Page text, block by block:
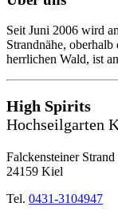
Seit Juni 2006 wird
Strandnähe,
herrlichen Wald, ist
High Spirits
Hochseilgarten
Falckensteiner Strand
24159 Kiel
Tel. 0431-3104947